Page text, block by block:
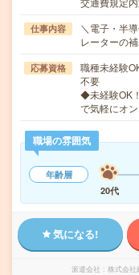
仕事内容
＼電子・半
レーターの
応募資格
職種未経験
不要
◆未経験OK
で気軽にオ
職場の雰囲気
年齢層
20代
気になる!
派遣会社 株式会社